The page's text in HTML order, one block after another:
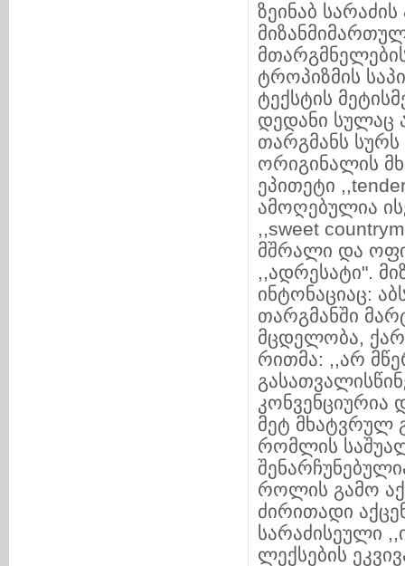
ზეინაბ
ტროპიზმის
ტექსტის
დედანი სულაც
თარგმანს
ორიგინალის
ეპითეტი
ამოღებულია
,,sweet
მშრალი და
,,ადრესატი".
ინტონაციაც:
თარგმანში
მცდელობა,
რითმა: ,,არ
კონვენციურია
მეტ მხატვრულ
რომლის
როლის გამო
ძირითადი
სარაძისეული
ლექსების